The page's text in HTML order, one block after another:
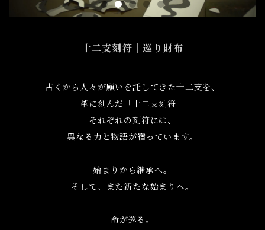
十二支刻符｜巡り財布
古くから人々が願いを託してきた十二支を、
革に刻んだ「十二支刻符」
それぞれの刻符には、
異なる力と物語が宿っています。
始まりから継承へ。
そして、また新たな始まりへ。
命が巡る。